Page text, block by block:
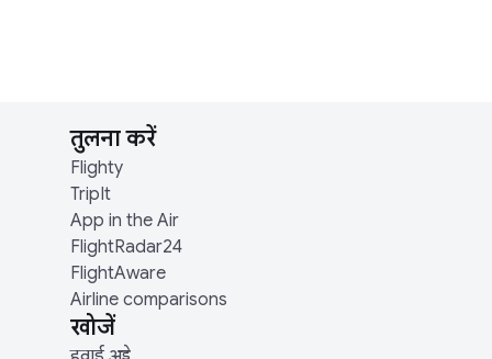
तुलना करें
Flighty
TripIt
App in the Air
FlightRadar24
FlightAware
Airline comparisons
खोजें